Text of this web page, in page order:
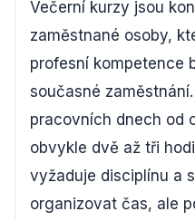
Večerní kurzy jsou
zaměstnané osoby,
profesní kompetence
současné
pracovních dnech od
obvykle dvě až tři
vyžaduje disciplínu a
organizovat čas, ale